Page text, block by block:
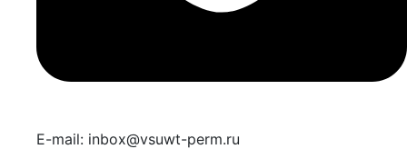
E-mail: inbox@vsuwt-perm.ru